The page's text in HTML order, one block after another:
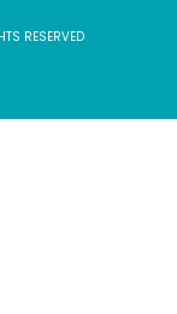
RESERVED